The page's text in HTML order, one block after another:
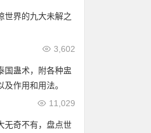
世界的九大未解之
3,602
国蛊术，附各种盅
及作用和用法。
11,029
无奇不有，盘点世